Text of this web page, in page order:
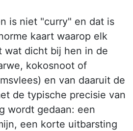
is niet "curry" en dat is
kaart waarop elk
wat dicht bij hen in de
kokosnoot of
en van daaruit de
de typische precisie van
wordt gedaan: een
een korte uitbarsting